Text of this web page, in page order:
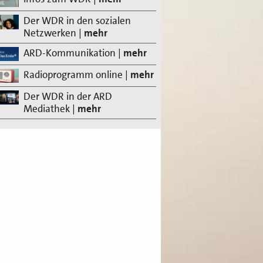
Der WDR in den sozialen
Netzwerken | mehr
ARD-Kommunikation | mehr
Radioprogramm online | mehr
Der WDR in der ARD
Mediathek | mehr